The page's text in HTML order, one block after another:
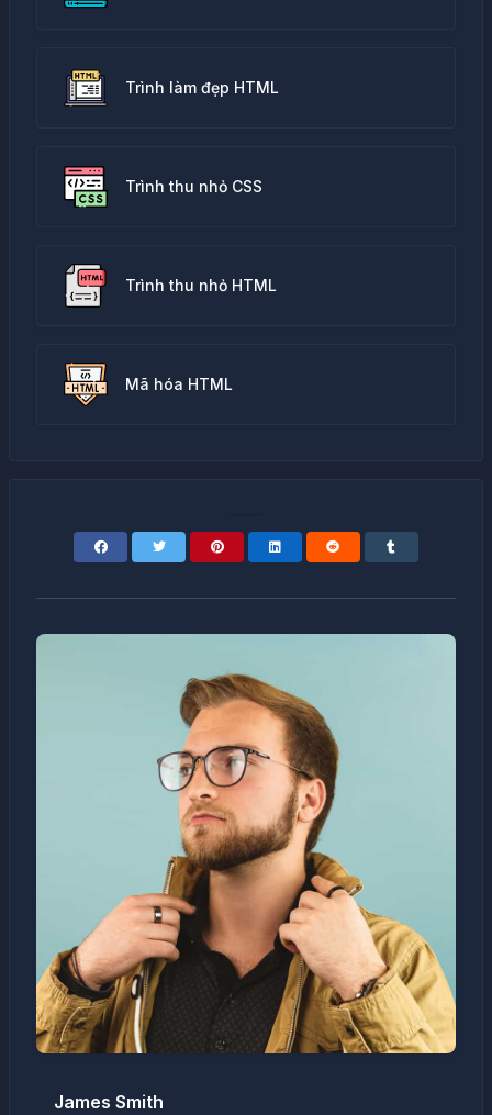
Trình làm đẹp HTML
Trình thu nhỏ CSS
Trình thu nhỏ HTML
Mã hóa HTML
James Smith